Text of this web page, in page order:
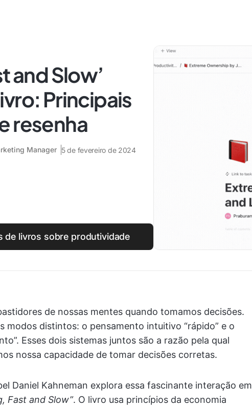
and Slow’
Principais
resenha
Manager 5 de fevereiro de 2024
de livros sobre produtividade
de nossas mentes quando tomamos decisões.
modos distintos: o pensamento intuitivo “rápido” e o
Esses dois sistemas juntos são a razão pela qual
nossa capacidade de tomar decisões corretas.
Daniel Kahneman explora essa fascinante interação em
Fast and Slow”. O livro usa princípios da economia